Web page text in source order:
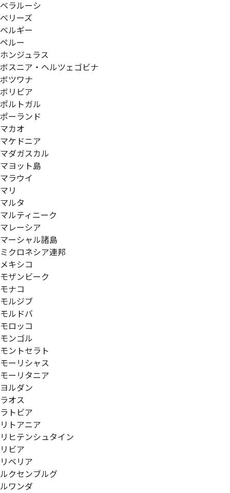
ベラルーシ
ベリーズ
ベルギー
ペルー
ホンジュラス
ボスニア・ヘルツェゴビナ
ボツワナ
ボリビア
ポルトガル
ポーランド
マカオ
マケドニア
マダガスカル
マヨット島
マラウイ
マリ
マルタ
マルティニーク
マレーシア
マーシャル諸島
ミクロネシア連邦
メキシコ
モザンビーク
モナコ
モルジブ
モルドバ
モロッコ
モンゴル
モントセラト
モーリシャス
モーリタニア
ヨルダン
ラオス
ラトビア
リトアニア
リヒテンシュタイン
リビア
リベリア
ルクセンブルグ
ルワンダ